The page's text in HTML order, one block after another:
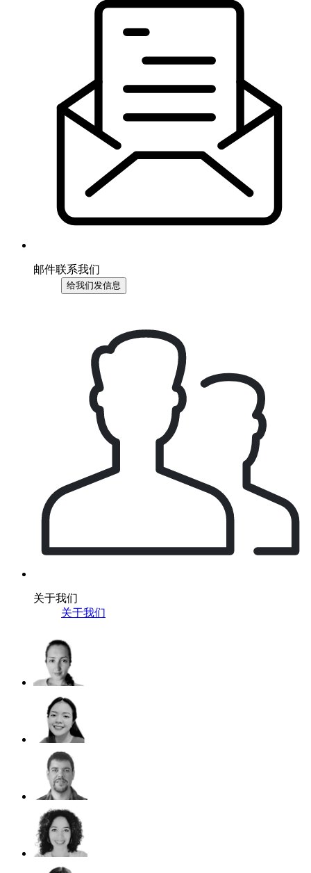
邮件联系我们
给我们发信息
关于我们
关于我们